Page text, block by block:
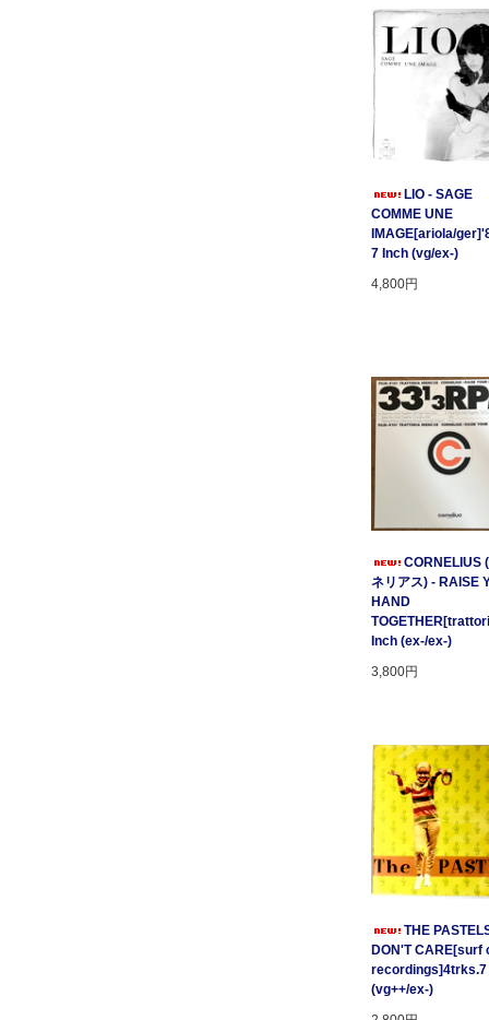
LIO - SAGE
COMME UNE
IMAGE[ariola/
7 Inch (vg/ex-)
4,800円
CORNELIUS
ネリアス) - RAISE
HAND
Inch (ex-/ex-)
3,800円
THE
DON'T CARE[surf
recordings]4trks.7
(vg++/ex-)